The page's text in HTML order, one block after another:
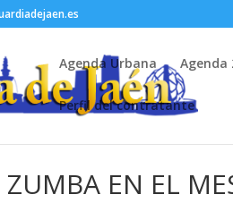
Agenda Urbana Agenda
Perfil del contratante
ZUMBA EN EL